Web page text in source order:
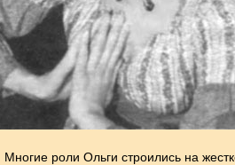
Многие роли Ольги строились на